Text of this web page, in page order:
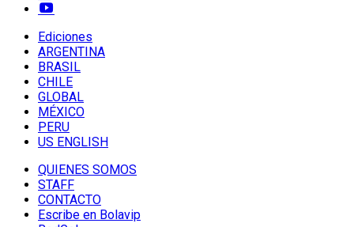
Ediciones
ARGENTINA
BRASIL
CHILE
GLOBAL
MÉXICO
PERU
US ENGLISH
QUIENES SOMOS
STAFF
CONTACTO
Escribe en Bolavip